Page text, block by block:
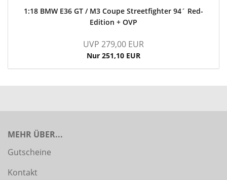
1:18 BMW E36 GT / M3 Coupe Streetfighter 94´ Red-
Edition + OVP
UVP 279,00 EUR
Nur 251,10 EUR
MEHR ÜBER...
Gutscheine
Kontakt